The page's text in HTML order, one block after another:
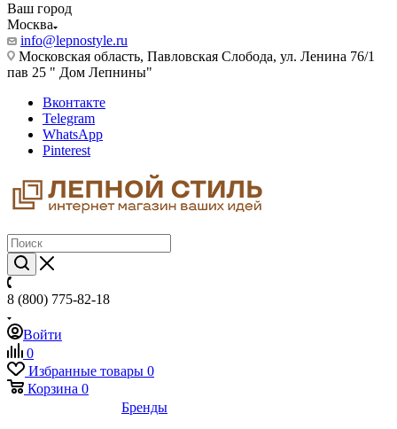
Ваш город
Москва
info@lepnostyle.ru
Московская область, Павловская Слобода, ул. Ленина 76/1
пав 25 " Дом Лепнины"
Вконтакте
Telegram
WhatsApp
Pinterest
8 (800) 775-82-18
Войти
0
Избранные товары 0
Корзина 0
Бренды